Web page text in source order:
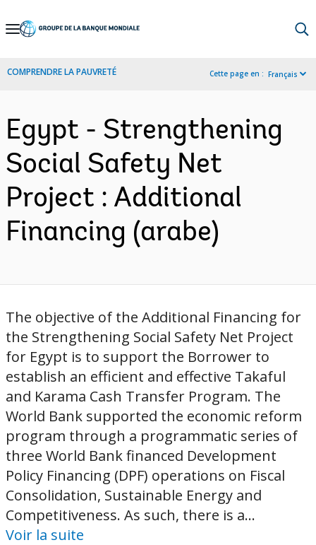
Skip
Navigation
COMPRENDRE LA PAUVRETÉ Cette page en : Français
Egypt - Strengthening
Social Safety Net
Project : Additional
Financing (arabe)
The objective of the Additional Financing for
the Strengthening Social Safety Net Project
for Egypt is to support the Borrower to
establish an efficient and effective Takaful
and Karama Cash Transfer Program. The
World Bank supported the economic reform
program through a programmatic series of
three World Bank financed Development
Policy Financing (DPF) operations on Fiscal
Consolidation, Sustainable Energy and
Competitiveness. As such, there is a...
Voir la suite